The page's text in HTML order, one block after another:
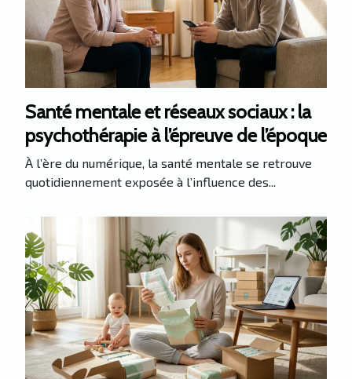
Santé mentale et réseaux sociaux : la
psychothérapie à l’épreuve de l’époque
À l’ère du numérique, la santé mentale se retrouve
quotidiennement exposée à l’influence des...